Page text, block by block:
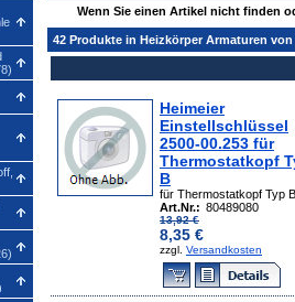
Wenn Sie einen Artikel nicht finden
42 Produkte in Heizkörper Armaturen von
Heimeier
Einstellschlüssel
2500-00.253 für
Thermostatkopf
B
für Thermostatkopf Typ B
Art.Nr.: 80489080
13,92 €
8,35 €
zzgl. Versandkosten